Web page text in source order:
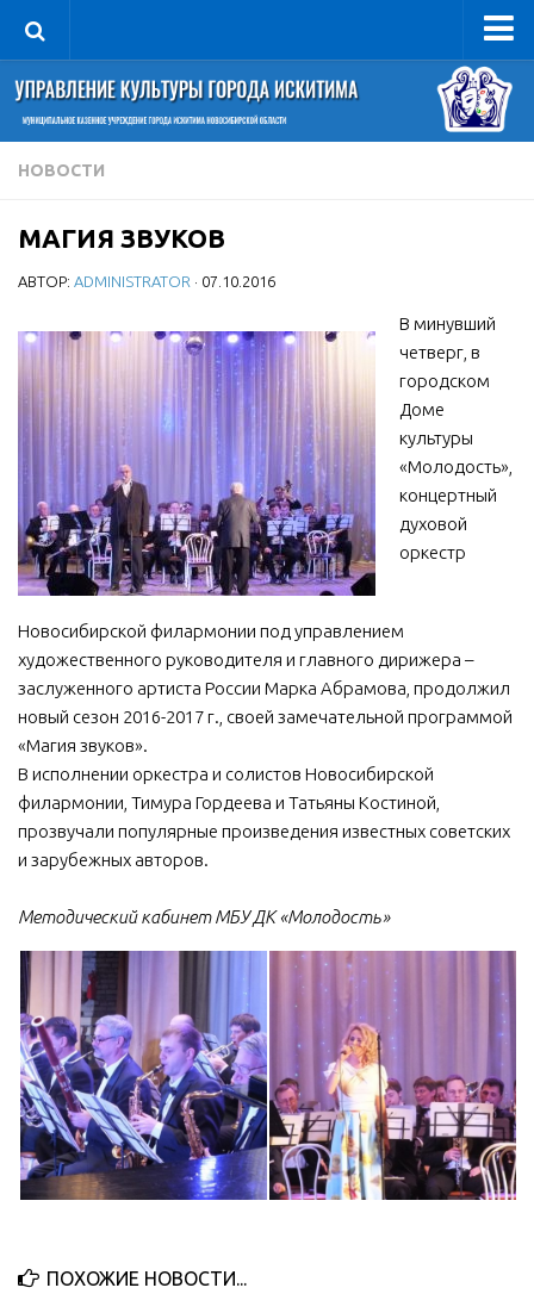
Управление
Руководитель
Сведения об организации
Книга почета культуры
Фотогалерея
Учредительные документы
Правовая база
Противодействие коррупции
Отчеты о деятельности
Учреждения культуры
МБУ Дом культуры «Молодость»
МБОУ ДО «Детская школа искусств»
МБОУ ДО «Детская музыкальная школа»
МБУК «Искитимский городской историко-художественный
музей»
МБУ Парк культуры и отдыха им. И.В. Коротеева
МБУК «Централизованная библиотечная система»
ДК «Россия»
Афиша
Независимая оценка качества
Контакты
НОВОСТИ
МАГИЯ ЗВУКОВ
АВТОР: ADMINISTRATOR · 07.10.2016
В минувший
четверг, в
городском
Доме
культуры
«Молодость»,
концертный
духовой
оркестр
Новосибирской филармонии под управлением
художественного руководителя и главного дирижера –
заслуженного артиста России Марка Абрамова, продолжил
новый сезон 2016-2017 г., своей замечательной программой
«Магия звуков».
В исполнении оркестра и солистов Новосибирской
филармонии, Тимура Гордеева и Татьяны Костиной,
прозвучали популярные произведения известных советских
и зарубежных авторов.
Методический кабинет МБУ ДК «Молодость»
ПОХОЖИЕ НОВОСТИ...